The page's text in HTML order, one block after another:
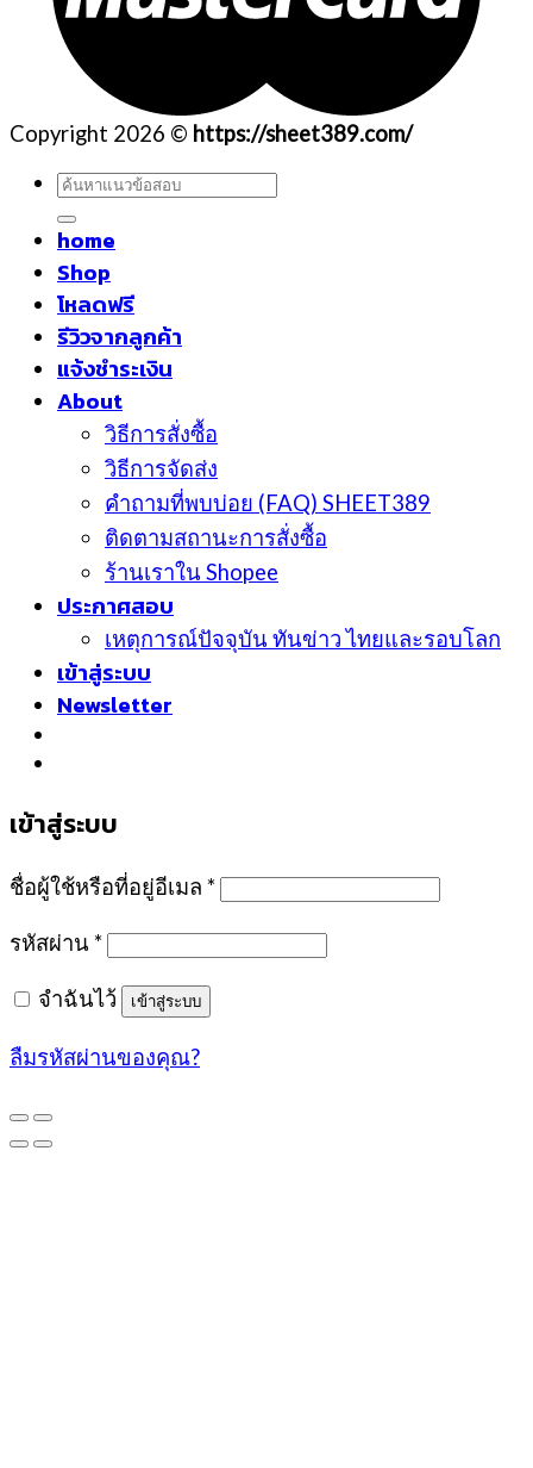
Copyright 2026 © https://sheet389.com/
ค้นหา:
home
Shop
โหลดฟรี
รีวิวจากลูกค้า
แจ้งชำระเงิน
About
วิธีการสั่งซื้อ
วิธีการจัดส่ง
คำถามที่พบบ่อย (FAQ) SHEET389
ติดตามสถานะการสั่งซื้อ
ร้านเราใน Shopee
ประกาศสอบ
เหตุการณ์ปัจจุบัน ทันข่าว ไทยและรอบโลก
เข้าสู่ระบบ
Newsletter
เข้าสู่ระบบ
ชื่อผู้ใช้หรือที่อยู่อีเมล *
รหัสผ่าน *
จำฉันไว้ เข้าสู่ระบบ
ลืมรหัสผ่านของคุณ?